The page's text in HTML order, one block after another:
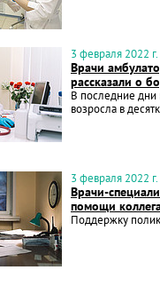
3 февраля 2022 г.
Врачи
рассказали о
В последние дни
возросла в
3 февраля 2022 г.
Врачи-
помощи
Поддержку